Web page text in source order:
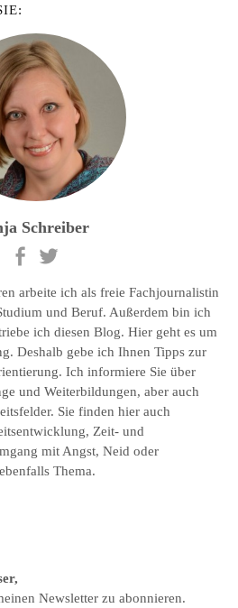
Schreiber
arbeite ich als freie Fachjournalistin
und Beruf. Außerdem bin ich
ich diesen Blog. Hier geht es um
Deshalb gebe ich Ihnen Tipps zur
Ich informiere Sie über
und Weiterbildungen, aber auch
Sie finden hier auch
Zeit- und
mit Angst, Neid oder
Thema.
Newsletter zu abonnieren.